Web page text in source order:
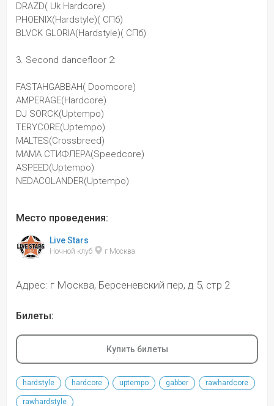
DRAZD( Uk Hardcore)
PHOENIX(Hardstyle)( СПб)
BLVCK GLORIA(Hardstyle)( СПб)
3. Second dancefloor 2:
FASTAHGABBAH( Doomcore)
AMPERAGE(Hardcore)
DJ SORCK(Uptempo)
TERYCORE(Uptempo)
MALTES(Crossbreed)
МАМА СТИФЛЕРА(Speedcore)
ASPEED(Uptempo)
NEDACOLANDER(Uptempo)
Место проведения:
Live Stars
Ночной клуб г Москва
Адрес: г Москва, Берсеневский пер, д 5, стр 2
Билеты:
Купить билеты
hardstyle hardcore uptempo gabber rawhardcore
rawhardstyle